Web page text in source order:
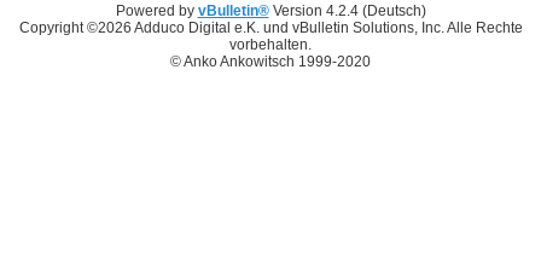
Powered by vBulletin®Version 4.2.4 (Deutsch)
Copyright ©2026 Adduco Digital e.K. und vBulletin Solutions, Inc. Alle Rechte
vorbehalten.
© Anko Ankowitsch 1999-2020